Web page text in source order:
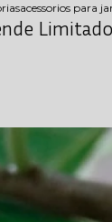
acessorios para